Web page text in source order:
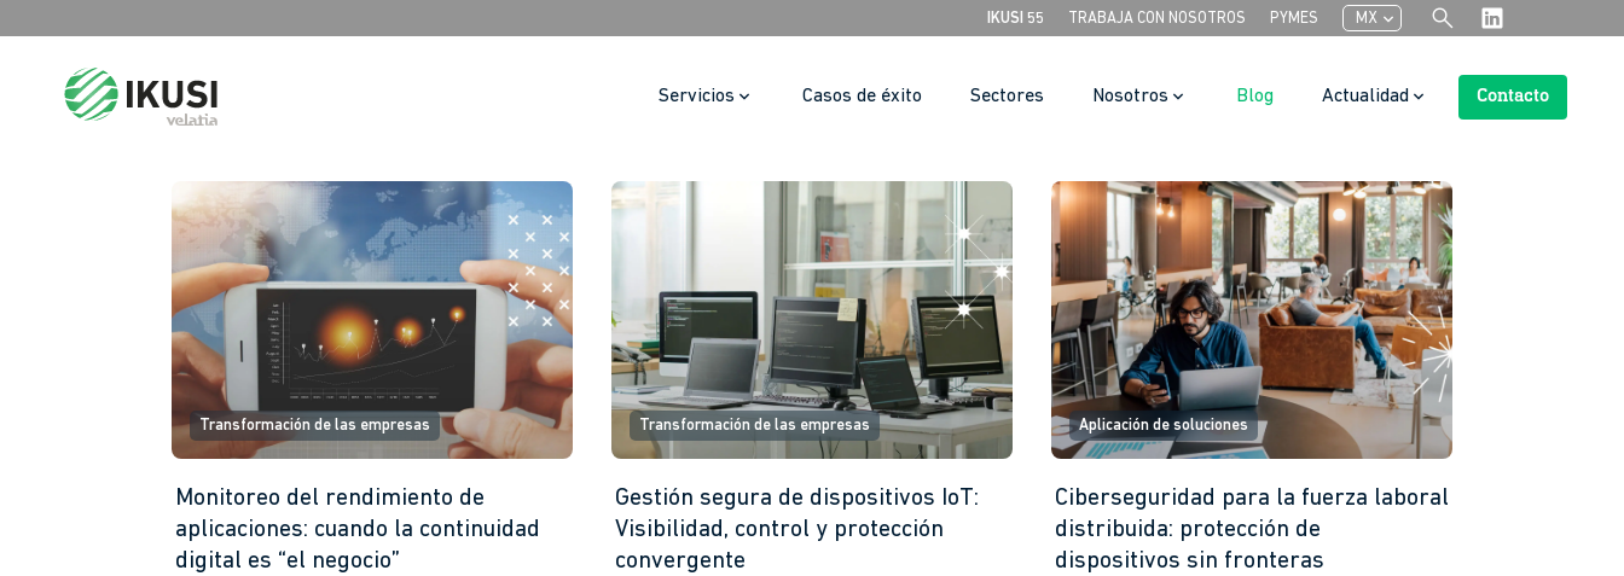
IKUSI 55 TRABAJA CON NOSOTROS PYMES MXchevron_left search
Servicios Casos de éxito Sectores Nosotros Blog Actualidad Contacto
Transformación de las empresas
Monitoreo del rendimiento de
aplicaciones: cuando la continuidad
digital es “el negocio”
Transformación de las empresas
Gestión segura de dispositivos IoT:
Visibilidad, control y protección
convergente
Aplicación de soluciones
Ciberseguridad para la fuerza laboral
distribuida: protección de
dispositivos sin fronteras